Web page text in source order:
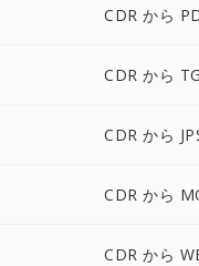
CDR から
CDR から
CDR から
CDR から
CDR から